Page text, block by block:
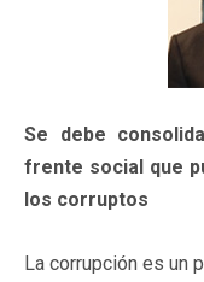
Se debe
frente social que
los corruptos
La corrupción es un